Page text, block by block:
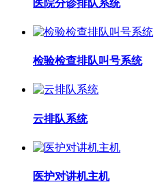
医院分诊排队系统
检验检查排队叫号系统
云排队系统
医护对讲机主机